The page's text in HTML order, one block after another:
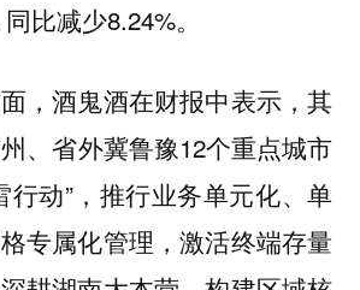
比减少8.24%。
，酒鬼酒在财报中表示，其
、省外冀鲁豫12个重点城市
行动”，推行业务单元化、单
专属化管理，激活终端存量